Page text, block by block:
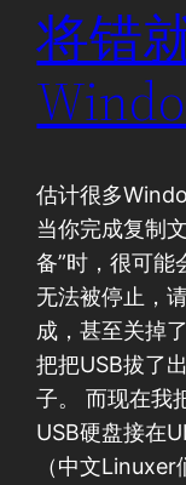
将错
估计很多
当你完成复制
备”时，很可能
无法被停止，
成，甚至关掉
把把USB拔了
子。 而现在我
USB硬盘接在
（中文